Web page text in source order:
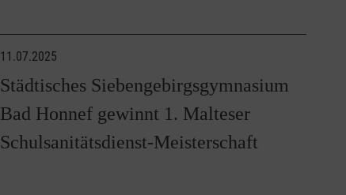
11.07.2025
Städtisches Siebengebirgsgymnasium
Bad Honnef gewinnt 1. Malteser
Schulsanitätsdienst-Meisterschaft